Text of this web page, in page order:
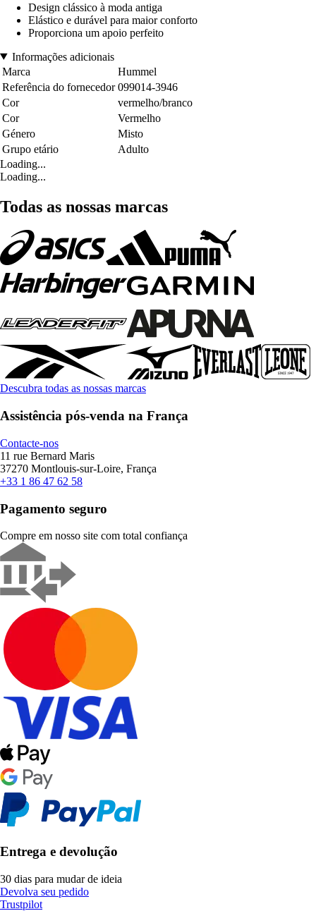
Design clássico à moda antiga
Elástico e durável para maior conforto
Proporciona um apoio perfeito
Informações adicionais
Marca
Hummel
Referência do fornecedor 099014-3946
Cor
vermelho/branco
Cor
Vermelho
Género
Misto
Grupo etário
Adulto
Loading...
Loading...
Todas as nossas marcas
Descubra todas as nossas marcas
Assistência pós-venda na França
Contacte-nos
11 rue Bernard Maris
37270 Montlouis-sur-Loire, França
+33 1 86 47 62 58
Pagamento seguro
Compre em nosso site com total confiança
Entrega e devolução
30 dias para mudar de ideia
Devolva seu pedido
Trustpilot